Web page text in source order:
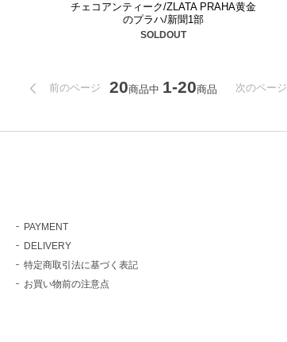
チェコアンティーク/ZLATA PRAHA黄金
のプラハ/新聞1部
SOLDOUT
前のページ 20商品中 1-20商品 次のページ
PAYMENT
DELIVERY
特定商取引法に基づく表記
お買い物前の注意点